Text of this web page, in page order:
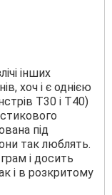
інших
хоч і є однією
T30 і T40)
під
так люблять.
і досить
і в розкритому